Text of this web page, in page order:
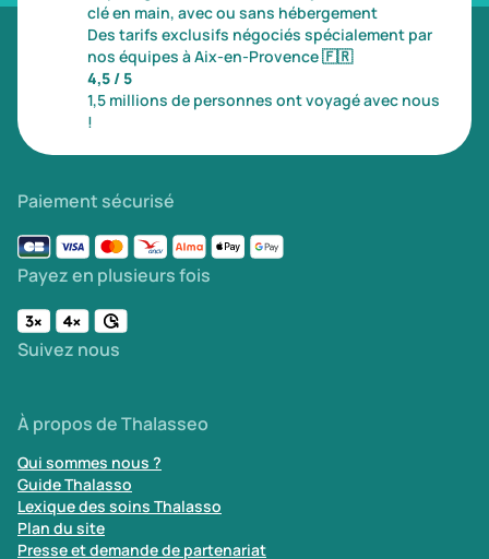
clé en main, avec ou sans hébergement
Des tarifs exclusifs négociés spécialement par
nos équipes à Aix-en-Provence🇫🇷
4,5 / 5
1,5 millions de personnes ont voyagé avec nous
!
Paiement sécurisé
Payez en plusieurs fois
Suivez nous
À propos de Thalasseo
Qui sommes nous ?
Guide Thalasso
Lexique des soins Thalasso
Plan du site
Presse et demande de partenariat